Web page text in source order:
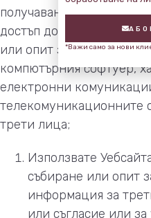
получаване на достъп
достъп до акаунтите на
или опит за проникване
компютърния софтуер,
електронни
телекомуникационните
трети лица;
Използвате
събиране или опит
информация за
или съгласие или
*Важи само за нови